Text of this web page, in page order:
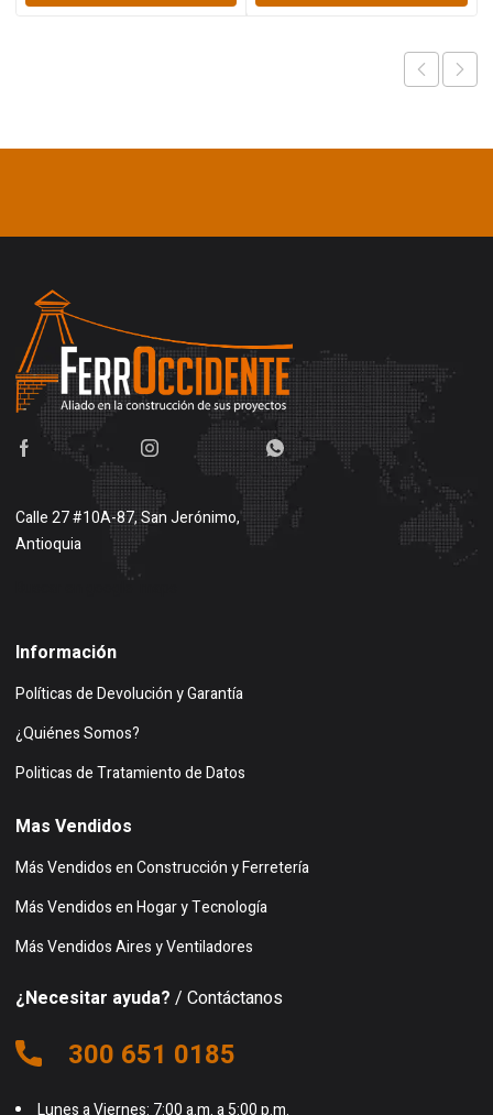
Calle 27 #10A-87, San Jerónimo,
Antioquia
Información
Políticas de Devolución y Garantía
¿Quiénes Somos?
Politicas de Tratamiento de Datos
Mas Vendidos
Más Vendidos en Construcción y Ferretería
Más Vendidos en Hogar y Tecnología
Más Vendidos Aires y Ventiladores
¿Necesitar ayuda? / Contáctanos
300 651 0185
Lunes a Viernes: 7:00 a.m. a 5:00 p.m.